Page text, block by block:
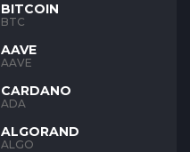
BITCOIN
BTC
AAVE
AAVE
CARDANO
ADA
ALGORAND
ALGO